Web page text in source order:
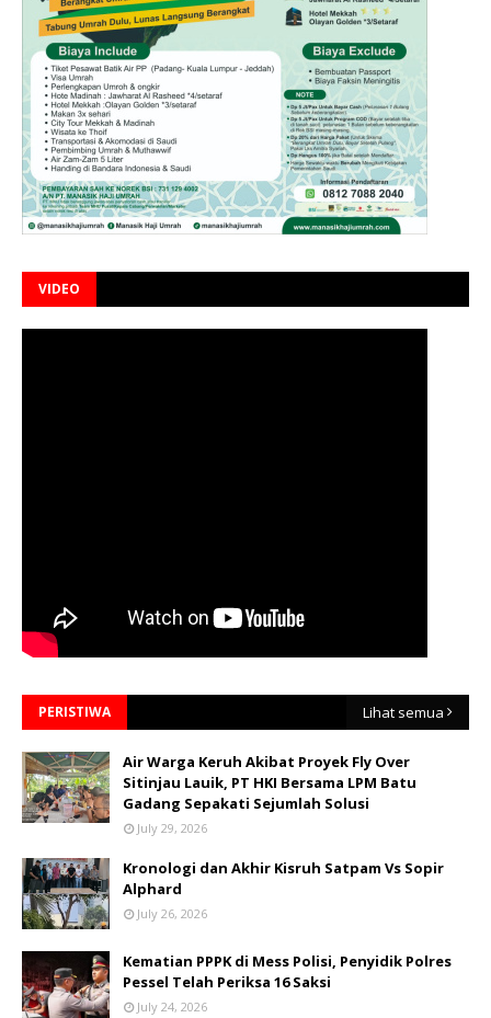
VIDEO
PERISTIWA Lihat semua
Air Warga Keruh Akibat Proyek Fly Over
Sitinjau Lauik, PT HKI Bersama LPM Batu
Gadang Sepakati Sejumlah Solusi
July 29, 2026
Kronologi dan Akhir Kisruh Satpam Vs Sopir
Alphard
July 26, 2026
Kematian PPPK di Mess Polisi, Penyidik Polres
Pessel Telah Periksa 16 Saksi
July 24, 2026